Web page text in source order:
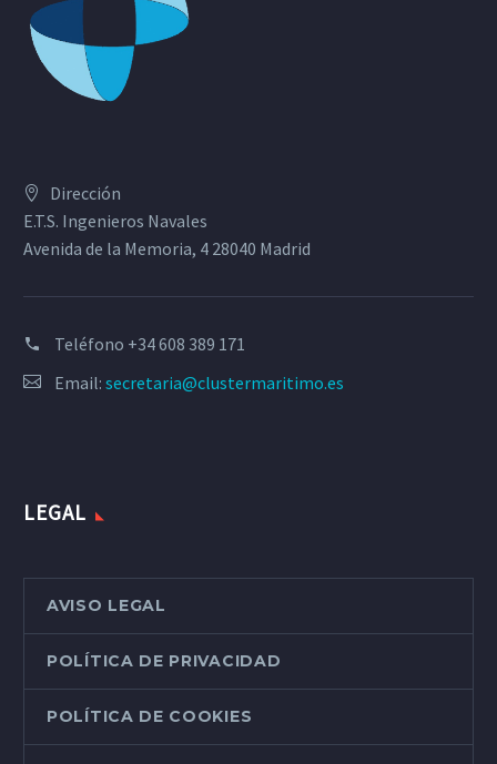
Dirección
E.T.S. Ingenieros Navales
Avenida de la Memoria, 4 28040 Madrid
Teléfono +34 608 389 171
Email: secretaria@clustermaritimo.es
LEGAL
AVISO LEGAL
POLÍTICA DE PRIVACIDAD
POLÍTICA DE COOKIES